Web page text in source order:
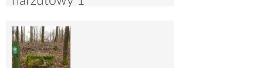
4036 11